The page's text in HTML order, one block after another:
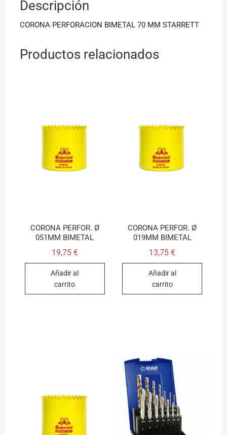
o
o
p
p
Descripción
CORONA PERFORACION BIMETAL 70 MM STARRETT
Productos relacionados
CORONA PERFOR. Ø
051MM BIMETAL
19,75 €
Añadir al
carrito
CORONA PERFOR. Ø
019MM BIMETAL
13,75€
Añadir al
carrito